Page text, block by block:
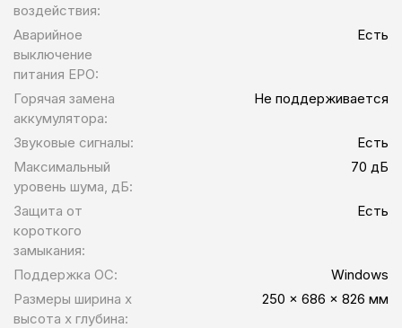
воздействия:
Аварийное
выключение
питания EPO:
Есть
Горячая замена
аккумулятора:
Не поддерживается
Звуковые сигналы:
Есть
Максимальный
уровень шума, дБ:
70 дБ
Защита от
короткого
замыкания:
Есть
Поддержка ОС:
Windows
Размеры ширина x
высота x глубина:
250 x 686 x 826 мм